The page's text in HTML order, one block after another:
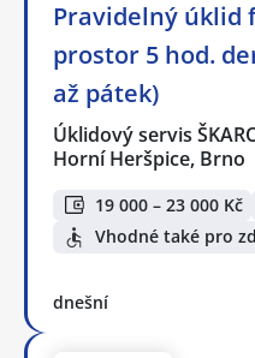
Pravidelný úklid
prostor 5 hod.
až pátek)
Úklidový servis
Horní Heršpice, Brno
19 000 – 23 000 Kč
Vhodné také pro
dnešní